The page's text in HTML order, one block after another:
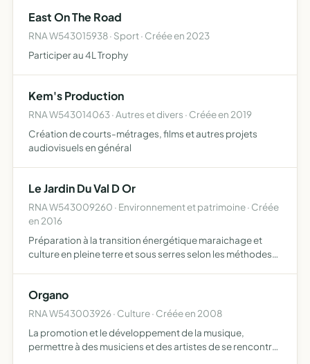
East On The Road
RNA W543015938 · Sport · Créée en 2023
Participer au 4L Trophy
Kem's Production
RNA W543014063 · Autres et divers · Créée en 2019
Création de courts-métrages, films et autres projets
audiovisuels en général
Le Jardin Du Val D Or
RNA W543009260 · Environnement et patrimoine · Créée
en 2016
Préparation à la transition énergétique maraichage et
culture en pleine terre et sous serres selon les méthodes
Organo
RNA W543003926 · Culture · Créée en 2008
La promotion et le développement de la musique,
permettre à des musiciens et des artistes de se rencontrer